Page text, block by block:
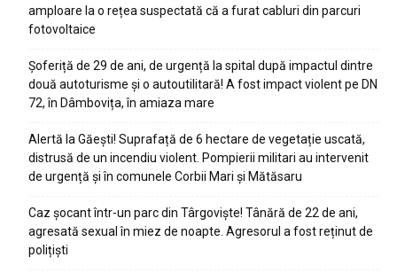
amploare la o rețea suspectată că a furat cabluri din parcuri
fotovoltaice
Șoferiță de 29 de ani, de urgență la spital după impactul dintre
două autoturisme și o autoutilitară! A fost impact violent pe DN
72, în Dâmbovița, în amiaza mare
Alertă la Găești! Suprafață de 6 hectare de vegetație uscată,
distrusă de un incendiu violent. Pompierii militari au intervenit
de urgență și în comunele Corbii Mari și Mătăsaru
Caz șocant într-un parc din Târgoviște! Tânără de 22 de ani,
agresată sexual în miez de noapte. Agresorul a fost reținut de
polițiști